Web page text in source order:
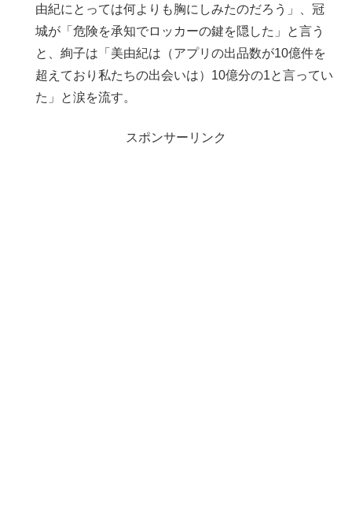
由紀にとっては何よりも胸にしみたのだろう」、冠
城が「危険を承知でロッカーの鍵を隠した」と言う
と、絢子は「美由紀は（アプリの出品数が10億件を
超えており私たちの出会いは）10億分の1と言ってい
た」と涙を流す。
スポンサーリンク